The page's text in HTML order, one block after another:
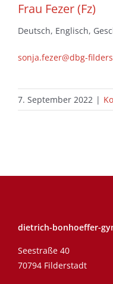
Frau Fezer (Fz)
Deutsch, Englisch,
sonja.fezer@dbg-
7. September 2022 |
dietrich-bonhoeffer-
Seestraße 40
70794 Filderstadt